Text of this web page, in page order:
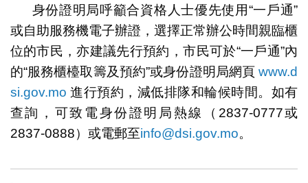
身份證明局呼籲合資格人士優先使用“一戶通”
或自助服務機電子辦證，選擇正常辦公時間親臨櫃
位的市民，亦建議先行預約，市民可於“一戶通”內
的“服務櫃檯取籌及預約”或身份證明局網頁www.d
si.gov.mo 進行預約，減低排隊和輪候時間。如有
查詢，可致電身份證明局熱線（2837-0777或
2837-0888）或電郵至info@dsi.gov.mo。